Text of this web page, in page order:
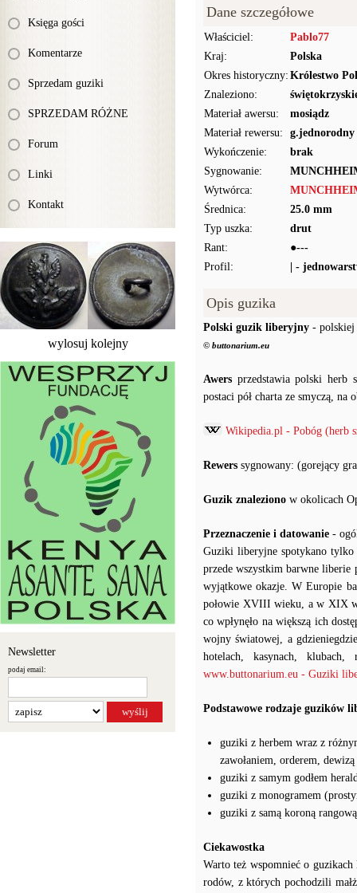
Księga gości
Komentarze
Sprzedam guziki
SPRZEDAM RÓŻNE
Forum
Linki
Kontakt
wylosuj kolejny
Newsletter
podaj email:
Dane szczegółowe
Właściciel:
Pablo77
Kraj:
Polska
Okres historyczny: Królestwo
Znaleziono:
Materiał awersu:
mosiądz
Materiał rewersu:
g.jednorodny
Wykończenie:
brak
Sygnowanie:
Wytwórca:
Średnica:
25.0 mm
Typ uszka:
drut
Rant:
●---
Profil:
| -
Opis guzika
Polski guzik liberyjny - polskiej
© buttonarium.eu
Awers przedstawia polski herb
postaci pół charta ze smyczą, na
Wikipedia.pl - Pobóg (herb
Rewers sygnowany: (gorejący
Guzik znaleziono w okolicach
Przeznaczenie i datowanie -
Guziki liberyjne spotykano
przede wszystkim barwne liberie
wyjątkowe okazje. W Europie
połowie XVIII wieku, a w XIX
co wpłynęło na większą ich
wojny światowej, a
hotelach, kasynach,
www.buttonarium.eu - Guziki
Podstawowe rodzaje guzików
guziki z herbem wraz z
zawołaniem, orderem,
guziki z samym godłem
guziki z monogramem
guziki z samą koroną
Ciekawostka
Warto też wspomnieć o
rodów, z których pochodzili